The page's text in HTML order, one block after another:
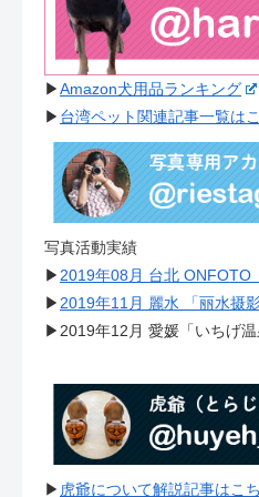
▶︎Amazon犬用品ランキング
▶︎ 台湾ペット関連記事一覧は
写真活動実績
▶︎ 2019年08月 台北 ONFOTO
▶︎ 2019年11月 麗水 「丽水摄
▶︎2019年12月 愛媛「いちげ温
▶︎ 虎爺について解説記事はこ